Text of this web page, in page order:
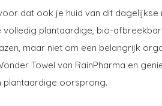
dat ook je huid van dit dagelijkse
plantaardige, bio-
maar niet om een belangrijk
Towel van RainPharma en
plantaardige oorsprong.